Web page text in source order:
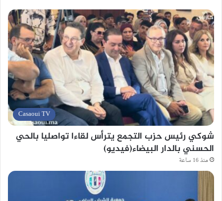
Casaoui TV
شوكي رئيس حزب التجمع يترأس لقاءا تواصليا بالحي
الحسني بالدار البيضاء(فيديو)
منذ 16 ساعة